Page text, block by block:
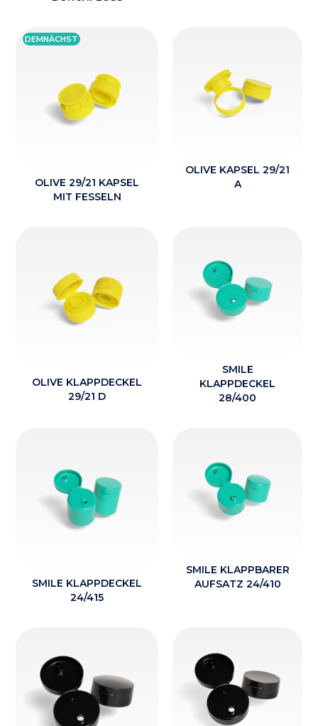
DEMNÄCHST
OLIVE 29/21 KAPSEL
MIT FESSELN
OLIVE KAPSEL 29/21
A
OLIVE KLAPPDECKEL
29/21 D
SMILE
KLAPPDECKEL
28/400
SMILE KLAPPDECKEL
24/415
SMILE KLAPPBARER
AUFSATZ 24/410